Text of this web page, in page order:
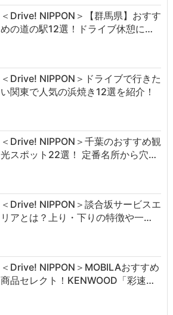
＜Drive! NIPPON＞【群馬県】おすす
めの道の駅12選！ドライブ休憩に…
＜Drive! NIPPON＞ドライブで行きた
い関東で人気の浜焼き12選を紹介！
＜Drive! NIPPON＞千葉のおすすめ観
光スポット22選！ 定番名所から穴…
＜Drive! NIPPON＞談合坂サービスエ
リアとは？上り・下りの特徴や一…
＜Drive! NIPPON＞MOBILAおすすめ
商品セレクト！KENWOOD「彩速…